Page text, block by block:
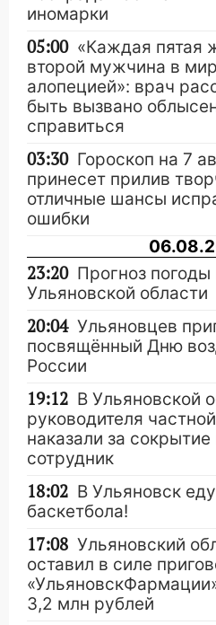
иномарки
05:00 «Каждая пятая
второй мужчина в
алопецией»: врач
быть вызвано
справиться
03:30 Гороскоп на 7
принесет прилив
отличные шансы
ошибки
23:20 Прогноз погоды
Ульяновской области
20:04 Ульяновцев
посвящённый Дню
России
19:12 В Ульяновской
руководителя
наказали за
сотрудник
18:02 В Ульяновск
баскетбола!
17:08 Ульяновский
оставил в силе
3,2 млн рублей